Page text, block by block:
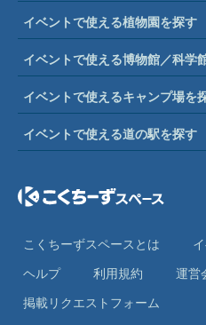
イベントで使える植物園を探す
イベントで使える博物館／科学
イベントで使えるキャンプ場を
イベントで使える道の駅を探す
こくちーずスペースとは
ヘルプ
利⽤規約 運営
掲載リクエストフォーム